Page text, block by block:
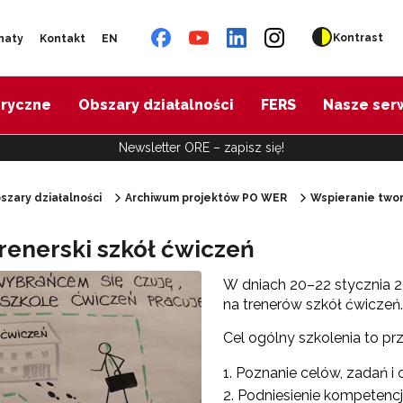
Kontakt EN Kontrast
Obszary działalności FERS Nasze
Newsletter ORE – zapisz się!
zawodowe – przygotowanie trenerów"
doradztwo edukacyjno-zawodowe"
modelu SCWEW"
działalności Archiwum projektów PO WER Wspieranie
szkół ćwiczeń
W dniach 20–22 stycznia
na trenerów szkół ćwiczeń.
Cel ogólny szkolenia to
Poznanie celów, zadań i
Podniesienie